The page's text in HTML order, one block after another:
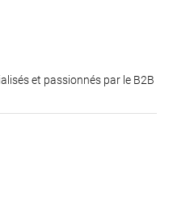
et passionnés par le B2B